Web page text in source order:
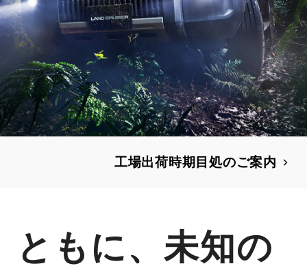
工場出荷時期目処のご案内
ともに、未知の